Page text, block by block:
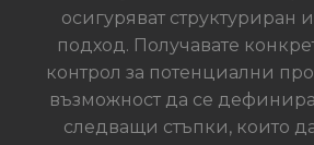
осигуряват структуриран
подход. Получавате
контрол за потенциални
възможност да се
следващи стъпки, които